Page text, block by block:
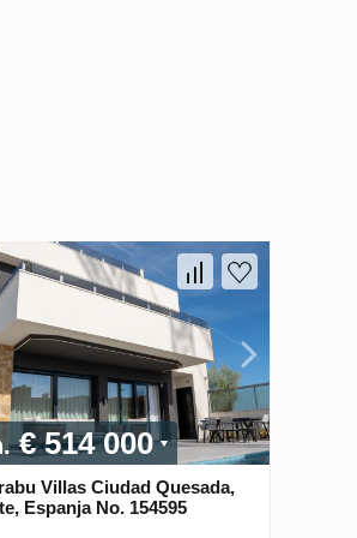
€ 514 000
Villas Ciudad Quesada,
Espanja No. 154595